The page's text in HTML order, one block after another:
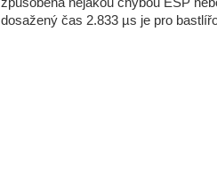
způsobena nějakou chybou ESP
dosažený čas 2.833 µs je pro